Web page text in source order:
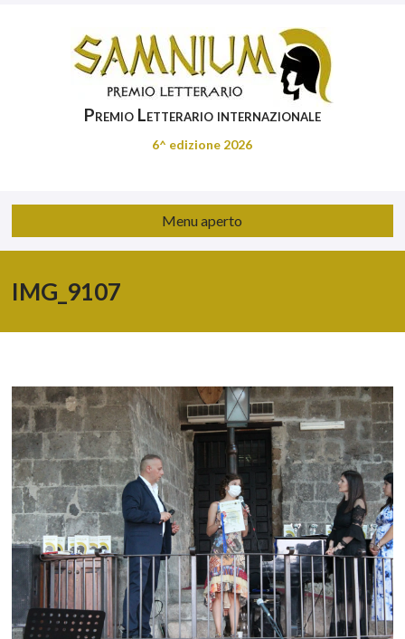
Premio Letterario internazionale
6^ edizione 2026
Menu aperto
IMG_9107